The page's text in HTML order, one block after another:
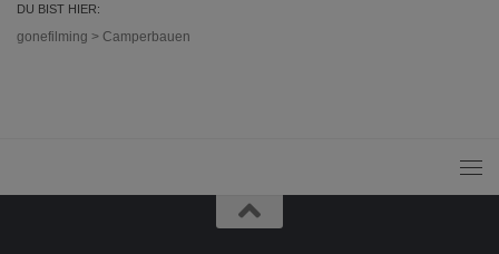
DU BIST HIER:
gonefilming > Camperbauen